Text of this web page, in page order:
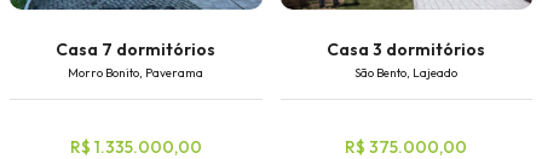
Casa 7 dormitórios
Morro Bonito, Paverama
R$ 1.335.000,00
Casa 3 dormitórios
São Bento, Lajeado
R$ 375.000,00